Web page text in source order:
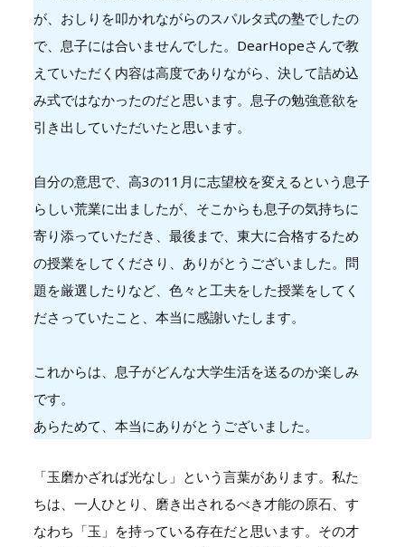
が、おしりを叩かれながらのスパルタ式の塾でしたの
で、息子には合いませんでした。DearHopeさんで教
えていただく内容は高度でありながら、決して詰め込
み式ではなかったのだと思います。息子の勉強意欲を
引き出していただいたと思います。
自分の意思で、高3の11月に志望校を変えるという息子
らしい荒業に出ましたが、そこからも息子の気持ちに
寄り添っていただき、最後まで、東大に合格するため
の授業をしてくださり、ありがとうございました。問
題を厳選したりなど、色々と工夫をした授業をしてく
ださっていたこと、本当に感謝いたします。
これからは、息子がどんな大学生活を送るのか楽しみ
です。
あらためて、本当にありがとうございました。
「玉磨かざれば光なし」という言葉があります。私た
ちは、一人ひとり、磨き出されるべき才能の原石、す
なわち「玉」を持っている存在だと思います。その才